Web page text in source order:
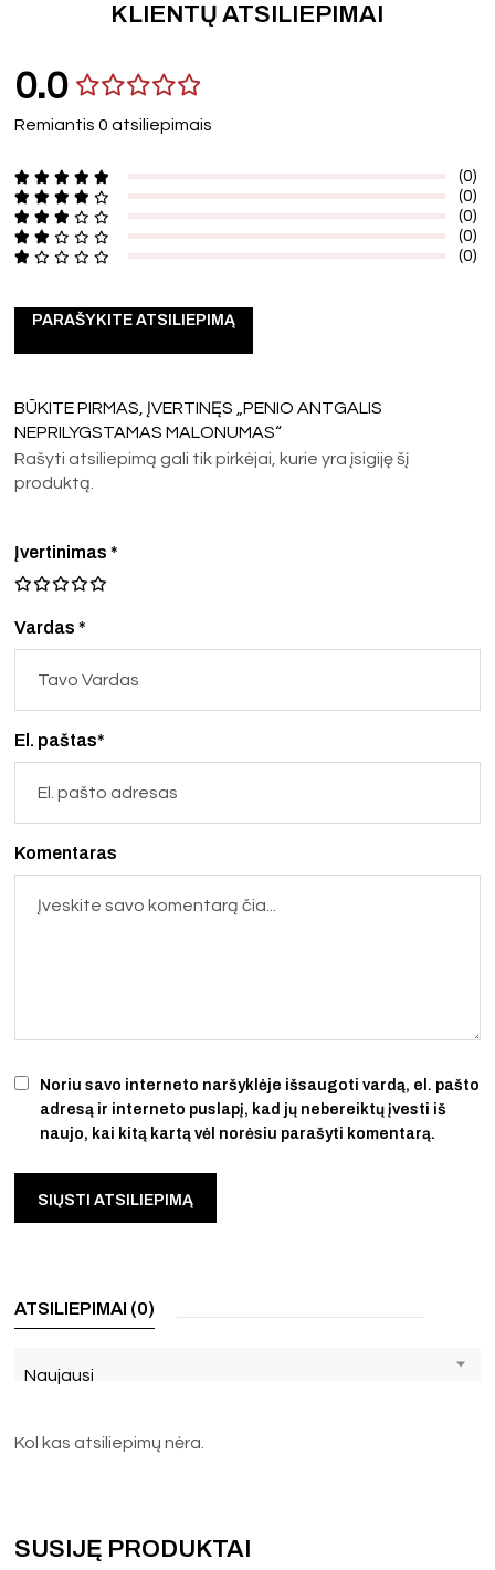
KLIENTŲ ATSILIEPIMAI
0.0
Remiantis 0 atsiliepimais
(0)
(0)
(0)
(0)
(0)
PARAŠYKITE ATSILIEPIMĄ
BŪKITE PIRMAS, ĮVERTINĘS „PENIO ANTGALIS
NEPRILYGSTAMAS MALONUMAS“
Rašyti atsiliepimą gali tik pirkėjai, kurie yra įsigiję šį
produktą.
Vardas *
El. paštas*
Noriu savo interneto naršyklėje išsaugoti vardą, el. pašto
adresą ir interneto puslapį, kad jų nebereiktų įvesti iš
naujo, kai kitą kartą vėl norėsiu parašyti komentarą.
Įvertinimas*
Komentaras
ATSILIEPIMAI (0)
Naujausi
Kol kas atsiliepimų nėra.
SUSIJĘ PRODUKTAI